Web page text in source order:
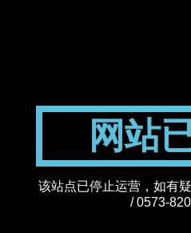
网站
该站点已停止运营，如有
/ 0573-